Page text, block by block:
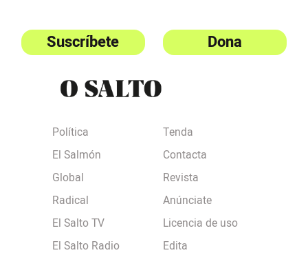
Suscríbete Dona
Política
El Salmón
Global
Radical
El Salto TV
El Salto Radio
Tenda
Contacta
Revista
Anúnciate
Licencia de uso
Edita